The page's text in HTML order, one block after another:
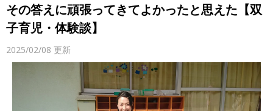
その答えに頑張ってきてよかったと思えた【双
子育児・体験談】
2025/02/08 更新